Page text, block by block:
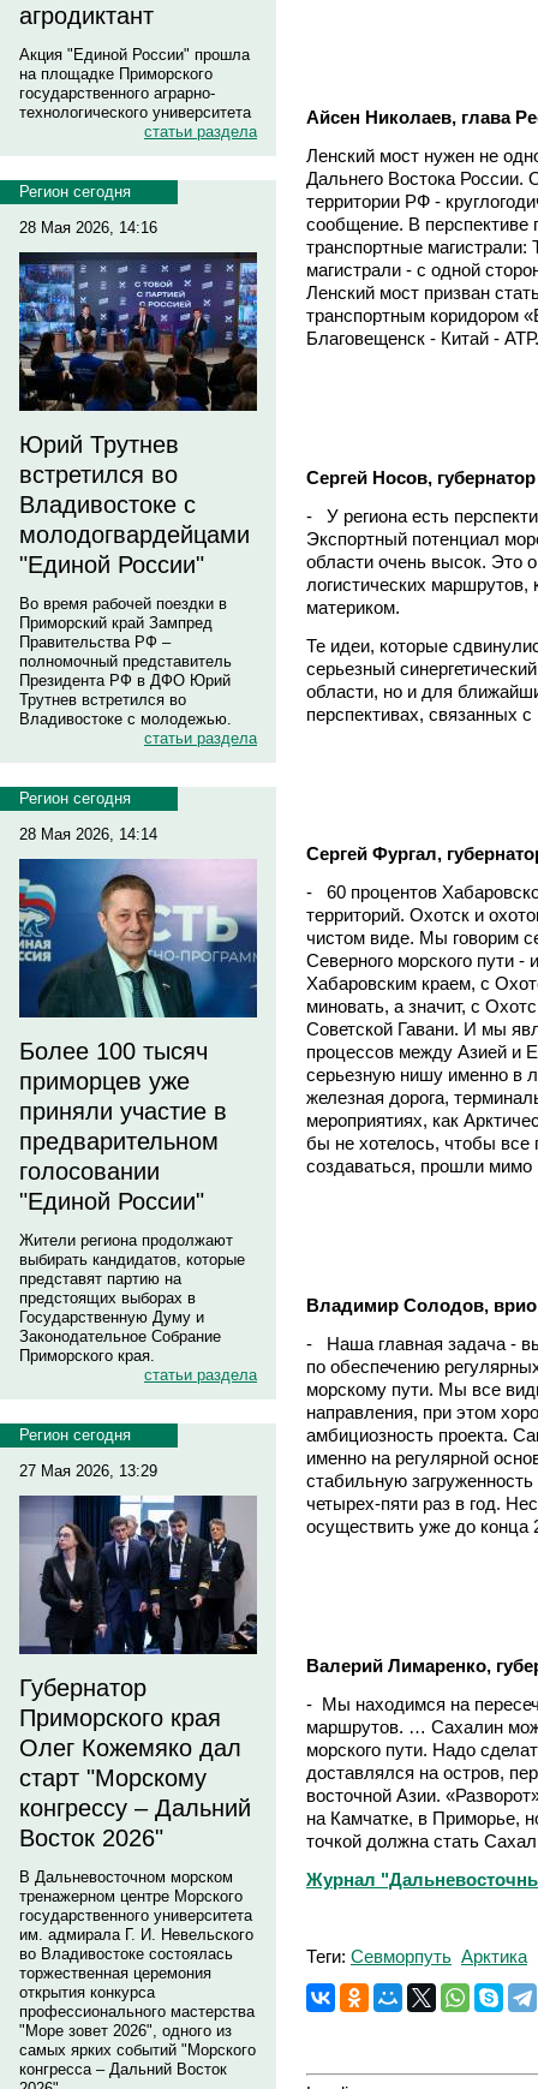
агродиктант
Акция "Единой России" прошла
на площадке Приморского
государственного аграрно-
технологического университета
статьи раздела
Регион сегодня
28 Мая 2026, 14:16
Юрий Трутнев
встретился во
Владивостоке с
молодогвардейцами
"Единой России"
Во время рабочей поездки в
Приморский край Зампред
Правительства РФ –
полномочный представитель
Президента РФ в ДФО Юрий
Трутнев встретился во
Владивостоке с молодежью.
статьи раздела
Регион сегодня
28 Мая 2026, 14:14
Более 100 тысяч
приморцев уже
приняли участие в
предварительном
голосовании
"Единой России"
Жители региона продолжают
выбирать кандидатов, которые
представят партию на
предстоящих выборах в
Государственную Думу и
Законодательное Собрание
Приморского края.
статьи раздела
Регион сегодня
27 Мая 2026, 13:29
Губернатор
Приморского края
Олег Кожемяко дал
старт "Морскому
конгрессу – Дальний
Восток 2026"
В Дальневосточном морском
тренажерном центре Морского
государственного университета
им. адмирала Г. И. Невельского
во Владивостоке состоялась
торжественная церемония
открытия конкурса
профессионального мастерства
"Море зовет 2026", одного из
самых ярких событий "Морского
конгресса – Дальний Восток
Айсен Николаев, глава
Ленский мост нужен не
Дальнего Востока России.
территории РФ -
сообщение. В перспективе
транспортные
магистрали - с одной
Ленский мост призван
транспортным коридором
Благовещенск - Китай - АТР.
Сергей Носов,
- У региона есть
Экспортный потенциал
области очень высок. Это
логистических
материком.
Те идеи, которые
серьезный
области, но и для
перспективах, связанных
Сергей Фургал,
- 60 процентов
территорий. Охотск и
чистом виде. Мы говорим
Северного морского пути -
Хабаровским краем, с
миновать, а значит, с
Советской Гавани. И мы
процессов между Азией и
серьезную нишу именно в
железная дорога,
мероприятиях, как
бы не хотелось, чтобы все
создаваться, прошли мимо
Владимир Солодов, врио
- Наша главная задача -
по обеспечению
морскому пути. Мы все
направления, при этом
амбициозность проекта.
именно на регулярной
стабильную
четырех-пяти раз в год.
осуществить уже до конца
Валерий Лимаренко,
- Мы находимся на
маршрутов. … Сахалин
морского пути. Надо
доставлялся на остров,
восточной Азии.
на Камчатке, в Приморье,
точкой должна стать
Журнал
Теги: Севморпуть Арктика